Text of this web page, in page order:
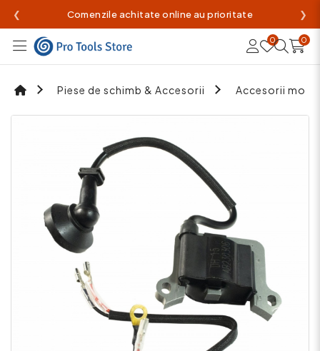
❮ Comenzile achitate online au prioritate ❯
0 0
Piese de schimb & Accesorii Accesorii